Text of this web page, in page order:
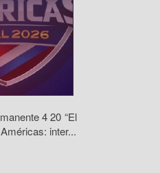
4 20 “El
inter...